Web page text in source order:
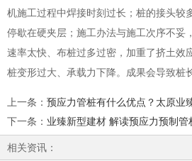
机施工过程中焊接时刻过长；桩的接头较
停歇在硬夹层；施工办法与施工次序不妥
速率太快、布桩过多过密，加重了挤土效
桩变形过大、承载力下降。成果会导致桩
上一条 ： 预应力管桩有什么优点？太原业
下一条 ： 业臻新型建材 解读预应力预制管
相关资讯：